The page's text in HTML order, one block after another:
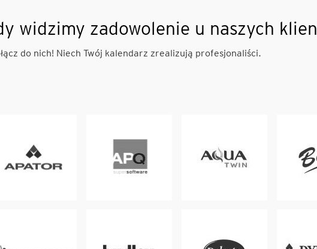
widzimy zadowolenie u naszych
do nich! Niech Twój kalendarz zrealizują profesjonaliści.